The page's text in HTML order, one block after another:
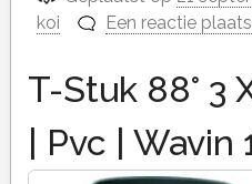
koi
Een reactie
T-Stuk 88° 3
| Pvc |